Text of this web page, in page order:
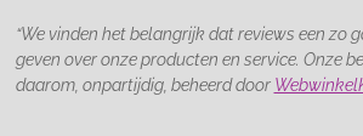
“We vinden het belangrijk dat reviews een zo
geven over onze producten en service. Onze
daarom, onpartijdig, beheerd door